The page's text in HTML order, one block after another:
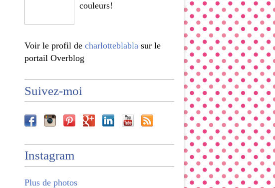
couleurs!
Voir le profil de charlotteblabla sur le
portail Overblog
Suivez-moi
Instagram
Plus de photos